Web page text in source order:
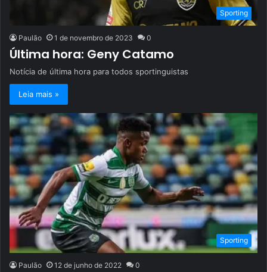
Sporting
Paulão 1 de novembro de 2023 0
Última hora: Geny Catamo
Notícia de última hora para todos sportinguistas
Leia mais »
Sporting
Paulão 12 de junho de 2022 0